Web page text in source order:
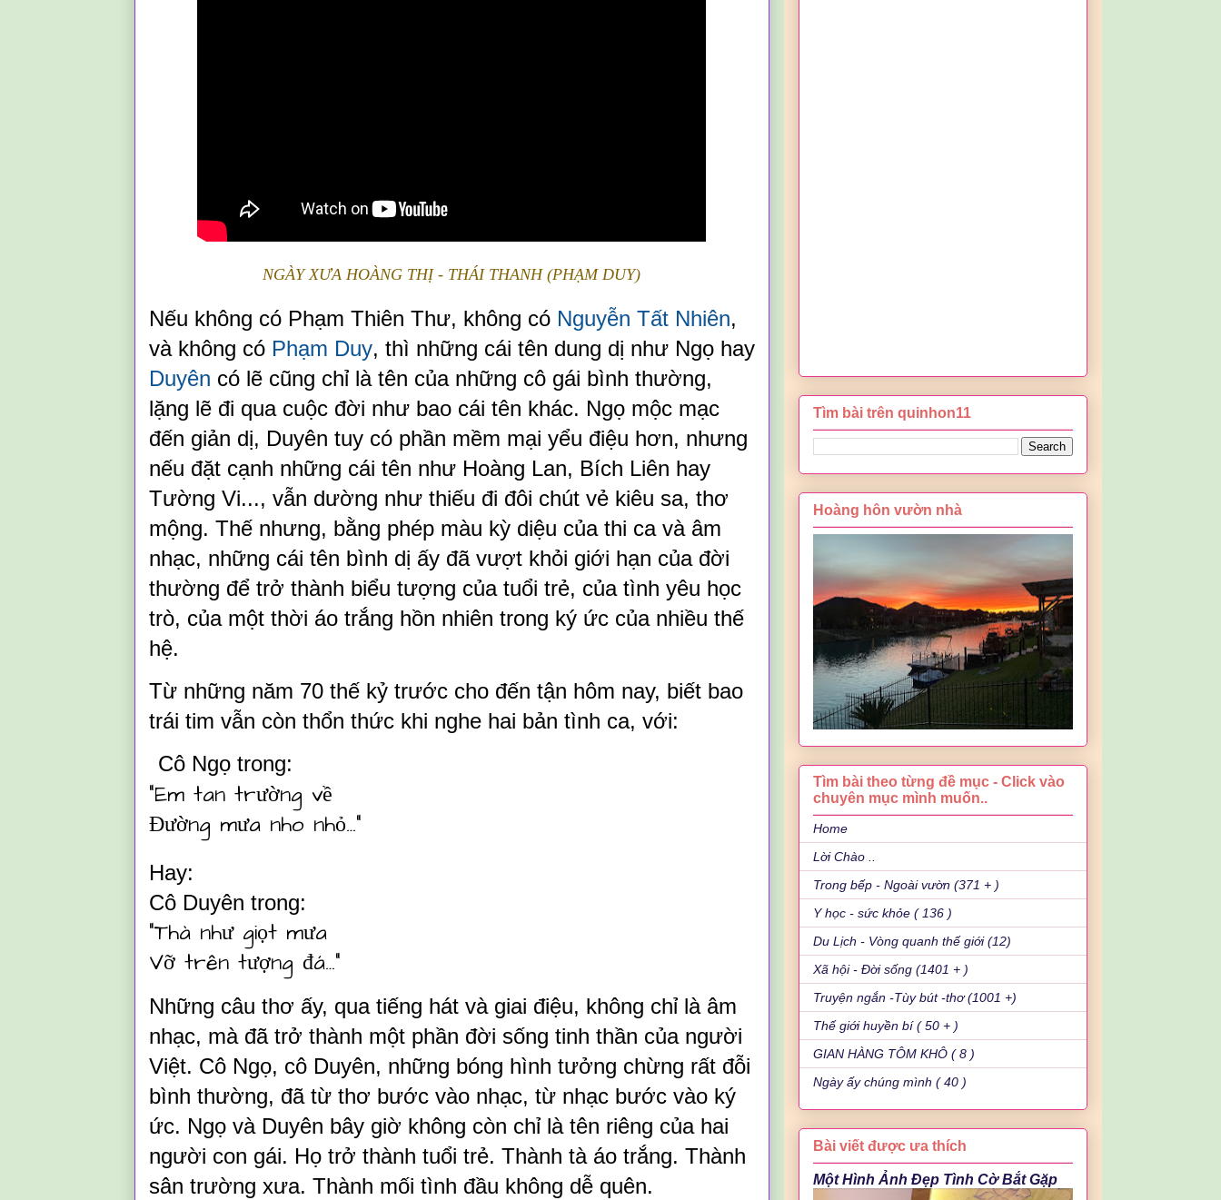
NGÀY XƯA HOÀNG THỊ - THÁI THANH (PHẠM DUY)
Nếu không có Phạm Thiên Thư, không có Nguyễn Tất Nhiên,
và không có Phạm Duy, thì những cái tên dung dị như Ngọ hay
Duyên có lẽ cũng chỉ là tên của những cô gái bình thường,
lặng lẽ đi qua cuộc đời như bao cái tên khác. Ngọ mộc mạc
đến giản dị, Duyên tuy có phần mềm mại yểu điệu hơn, nhưng
nếu đặt cạnh những cái tên như Hoàng Lan, Bích Liên hay
Tường Vi..., vẫn dường như thiếu đi đôi chút vẻ kiêu sa, thơ
mộng. Thế nhưng, bằng phép màu kỳ diệu của thi ca và âm
nhạc, những cái tên bình dị ấy đã vượt khỏi giới hạn của đời
thường để trở thành biểu tượng của tuổi trẻ, của tình yêu học
trò, của một thời áo trắng hồn nhiên trong ký ức của nhiều thế
hệ.
Từ những năm 70 thế kỷ trước cho đến tận hôm nay, biết bao
trái tim vẫn còn thổn thức khi nghe hai bản tình ca, với:
Cô Ngọ trong:
“Em tan trường về
Đường mưa nho nhỏ…”
Hay:
Cô Duyên trong:
“Thà như giọt mưa
Vỡ trên tượng đá…”
Những câu thơ ấy, qua tiếng hát và giai điệu, không chỉ là âm
nhạc, mà đã trở thành một phần đời sống tinh thần của người
Việt. Cô Ngọ, cô Duyên, những bóng hình tưởng chừng rất đỗi
bình thường, đã từ thơ bước vào nhạc, từ nhạc bước vào ký
ức. Ngọ và Duyên bây giờ không còn chỉ là tên riêng của hai
người con gái. Họ trở thành tuổi trẻ. Thành tà áo trắng. Thành
sân trường xưa. Thành mối tình đầu không dễ quên.
Tìm bài trên quinhon11
Hoàng hôn vườn nhà
Tìm bài theo từng đề mục - Click vào
chuyên mục mình muốn..
Home
Lời Chào ..
Trong bếp - Ngoài vườn (371 + )
Y học - sức khỏe ( 136 )
Du Lịch - Vòng quanh thế giới (12)
Xã hội - Đời sống (1401 + )
Truyện ngắn -Tùy bút -thơ (1001 +)
Thế giới huyền bí ( 50 + )
GIAN HÀNG TÔM KHÔ ( 8 )
Ngày ấy chúng mình ( 40 )
Bài viết được ưa thích
Một Hình Ảnh Đẹp Tình Cờ Bắt Gặp